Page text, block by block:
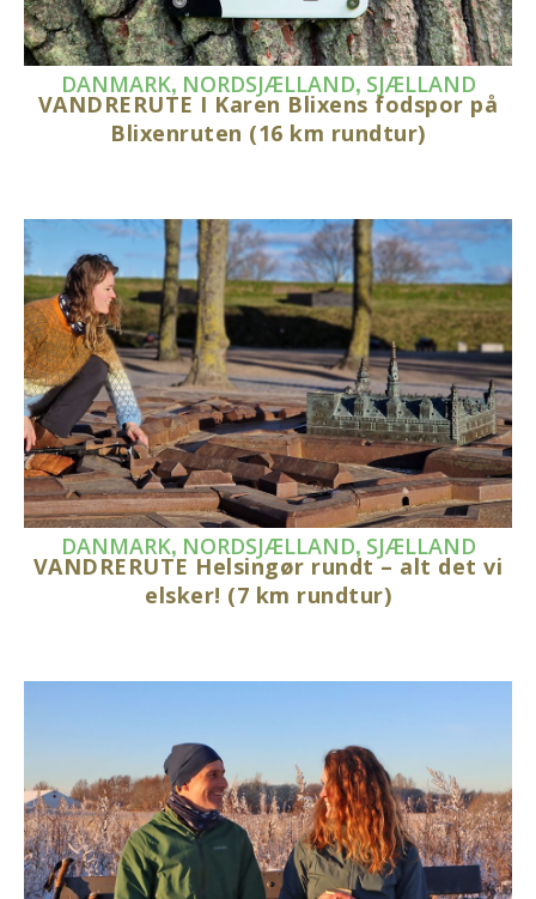
DANMARK, NORDSJÆLLAND, SJÆLLAND
VANDRERUTE I Karen Blixens fodspor på
Blixenruten (16 km rundtur)
DANMARK, NORDSJÆLLAND, SJÆLLAND
VANDRERUTE Helsingør rundt – alt det vi
elsker! (7 km rundtur)